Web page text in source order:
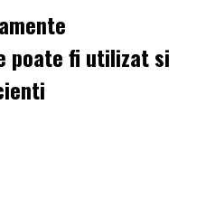
poate fi utilizat si